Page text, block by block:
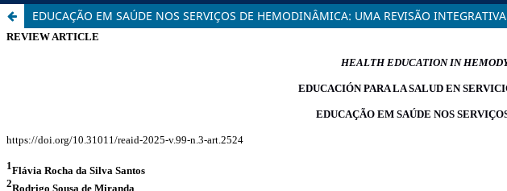
EDUCAÇÃO EM SAÚDE NOS SERVIÇOS DE HEMODINÂMICA: UMA REVISÃO INTEGRATIVA